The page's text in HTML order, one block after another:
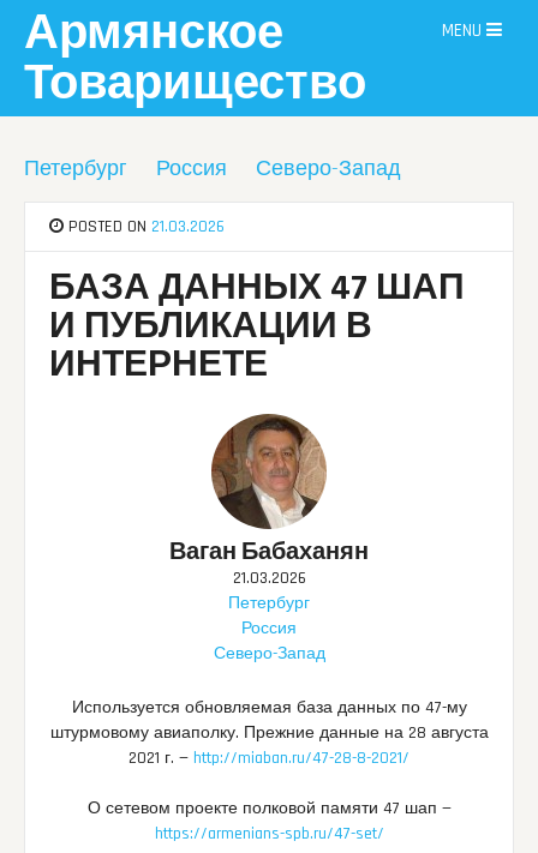
content
Армянское
Товарищество
MENU
Петербург Россия Северо-Запад
POSTED ON 21.03.2026
БАЗА ДАННЫХ 47 ШАП
И ПУБЛИКАЦИИ В
ИНТЕРНЕТЕ
Ваган Бабаханян
21.03.2026
Петербург
Россия
Северо-Запад
Используется обновляемая база данных по 47-му
штурмовому авиаполку. Прежние данные на 28 августа
2021 г. — http://miaban.ru/47-28-8-2021/
О сетевом проекте полковой памяти 47 шап —
https://armenians-spb.ru/47-set/